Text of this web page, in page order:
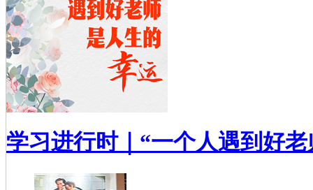
学习进行时｜“一个人遇到好老